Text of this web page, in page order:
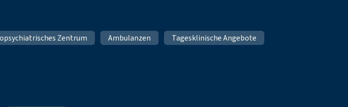
Zentrum Ambulanzen
Tagesklinische Angebote